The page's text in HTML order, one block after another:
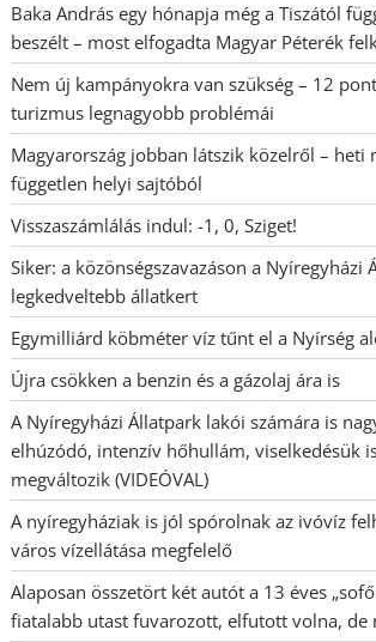
Baka András egy hónapja még a Tiszától
beszélt – most elfogadta Magyar Péterék
Nem új kampányokra van szükség – 12
turizmus legnagyobb problémái
Magyarország jobban látszik közelről – heti
független helyi sajtóból
Visszaszámlálás indul: -1, 0, Sziget!
Siker: a közönségszavazáson a Nyíregyházi
legkedveltebb állatkert
Egymilliárd köbméter víz tűnt el a Nyírség
Újra csökken a benzin és a gázolaj ára is
A Nyíregyházi Állatpark lakói számára is
elhúzódó, intenzív hőhullám, viselkedésük
megváltozik (VIDEÓVAL)
A nyíregyháziak is jól spórolnak az ivóvíz
város vízellátása megfelelő
Alaposan összetört két autót a 13 éves
fiatalabb utast fuvarozott, elfutott volna, de